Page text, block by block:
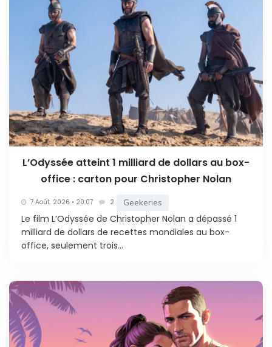
L’Odyssée atteint 1 milliard de dollars au box-
office : carton pour Christopher Nolan
7 Août. 2026 • 20:07 2 Geekeries
Le film L’Odyssée de Christopher Nolan a dépassé 1
milliard de dollars de recettes mondiales au box-
office, seulement trois...